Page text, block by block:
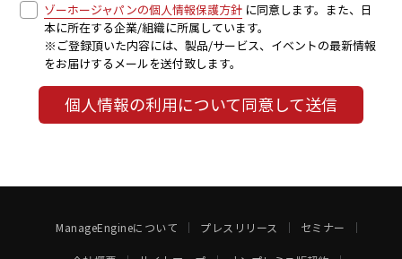
ゾーホージャパンの個人情報保護方針 に同意します。また、日
本に所在する企業/組織に所属しています。
※ご登録頂いた内容には、製品/サービス、イベントの最新情報
をお届けするメールを送付致します。
個人情報の利用について同意して送信
ManageEngineについて プレスリリース セミナー